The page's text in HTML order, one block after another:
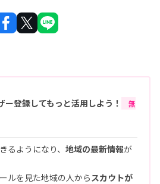
ー登録してもっと活用しよう！
無
るようになり、 地域の最新情報が
ルを見た地域の人から スカウトが